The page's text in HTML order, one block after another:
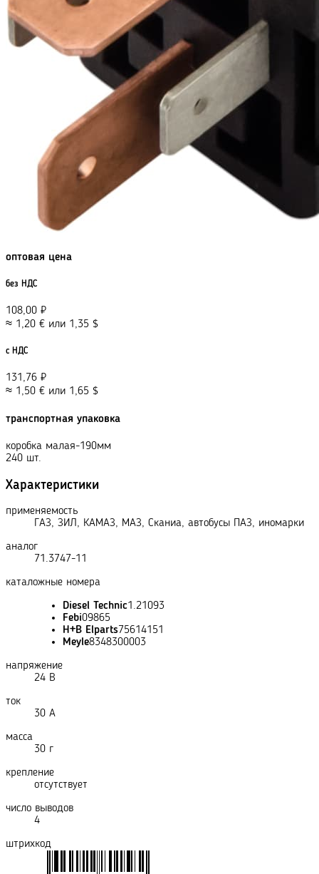
оптовая цена
без НДС
108,00 ₽
≈ 1,20 € или 1,35 $
с НДС
131,76 ₽
≈ 1,50 € или 1,65 $
транспортная упаковка
коробка малая-190мм
240 шт.
Характеристики
применяемость
ГАЗ, ЗИЛ, КАМАЗ, МАЗ, Сканиа, автобусы ПАЗ, иномарки
аналог
71.3747-11
каталожные номера
Diesel Technic1.21093
Febi09865
H+B Elparts75614151
Meyle8348300003
напряжение
24 В
ток
30 А
масса
30 г
крепление
отсутствует
число выводов
4
штрихкод